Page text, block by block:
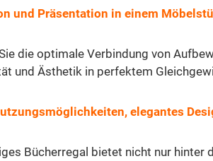
und Präsentation in einem
die optimale Verbindung von
und Ästhetik in perfektem
elegantes
Bücherregal bietet nicht nur hinter